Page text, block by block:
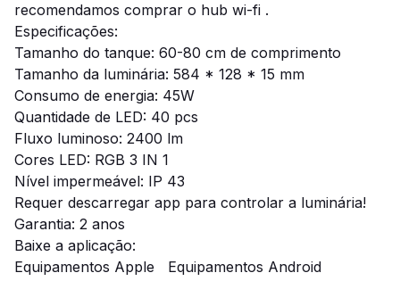
recomendamos comprar o hub wi-fi .
Especificações:
Tamanho do tanque: 60-80 cm de comprimento
Tamanho da luminária: 584 * 128 * 15 mm
Consumo de energia: 45W
Quantidade de LED: 40 pcs
Fluxo luminoso: 2400 lm
Cores LED: RGB 3 IN 1
Nível impermeável: IP 43
Requer descarregar app para controlar a luminária!
Garantia: 2 anos
Baixe a aplicação:
Equipamentos Apple
Equipamentos Android